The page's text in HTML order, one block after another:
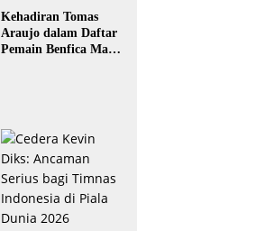
Kehadiran Tomas
Araujo dalam Daftar
Pemain Benfica Masih